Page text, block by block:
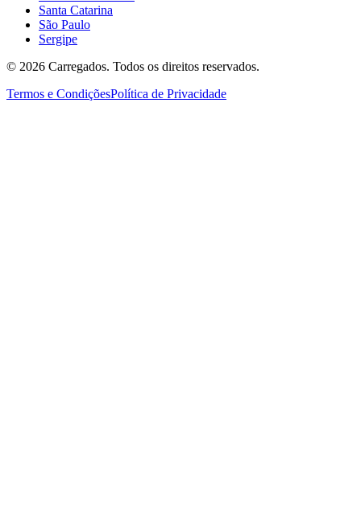
Santa Catarina
São Paulo
Sergipe
© 2026 Carregados. Todos os direitos reservados.
Termos e CondiçõesPolítica de Privacidade